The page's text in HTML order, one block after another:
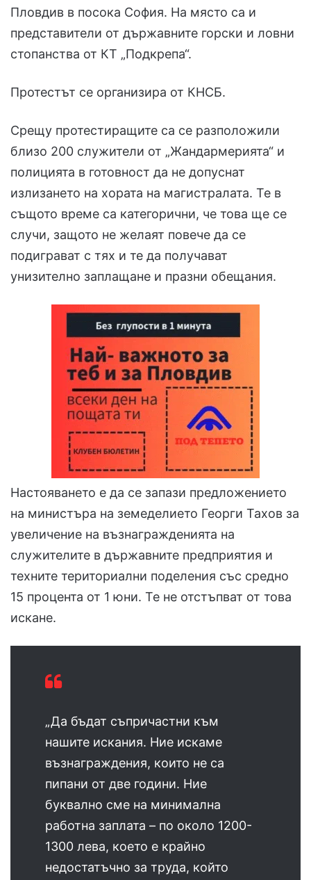
Пловдив в посока София. На място са и
представители от държавните горски и ловни
стопанства от КТ „Подкрепа“.
Протестът се организира от КНСБ.
Срещу протестиращите са се разположили
близо 200 служители от „Жандармерията“ и
полицията в готовност да не допуснат
излизането на хората на магистралата. Те в
същото време са категорични, че това ще се
случи, защото не желаят повече да се
подиграват с тях и те да получават
унизително заплащане и празни обещания.
Настояването е да се запази предложението
на министъра на земеделието Георги Тахов за
увеличение на възнагражденията на
служителите в държавните предприятия и
техните териториални поделения със средно
15 процента от 1 юни. Те не отстъпват от това
искане.
„Да бъдат съпричастни към
нашите искания. Ние искаме
възнаграждения, които не са
пипани от две години. Ние
буквално сме на минимална
работна заплата – по около 1200-
1300 лева, което е крайно
недостатъчно за труда, който